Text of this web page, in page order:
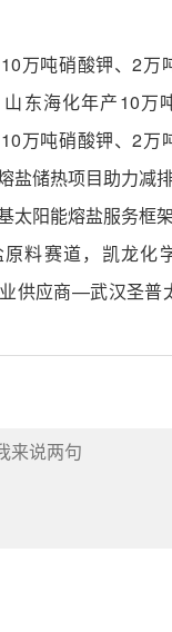
万吨硝酸钾、2万
能熔盐项目开工
山东海化年产10万
镁、20万吨太阳能
万吨硝酸钾、2万
能熔盐产品成功上
盐储热项目助力减
太阳能熔盐服务框
料赛道，凯龙化
员单位
供应商—武汉圣普